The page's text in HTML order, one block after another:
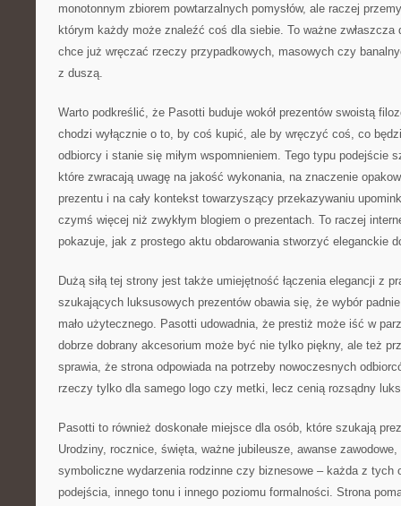
monotonnym zbiorem powtarzalnych pomysłów, ale raczej
którym każdy może znaleźć coś dla siebie. To ważne
chce już wręczać rzeczy przypadkowych, masowych czy
z duszą.
Warto podkreślić, że Pasotti buduje wokół prezentów swoistą
chodzi wyłącznie o to, by coś kupić, ale by wręczyć coś, co
odbiorcy i stanie się miłym wspomnieniem. Tego typu podejście
które zwracają uwagę na jakość wykonania, na znaczenie
prezentu i na cały kontekst towarzyszący przekazywaniu
czymś więcej niż zwykłym blogiem o prezentach. To raczej
pokazuje, jak z prostego aktu obdarowania stworzyć eleganckie
Dużą siłą tej strony jest także umiejętność łączenia elegancji z
szukających luksusowych prezentów obawia się, że wybór
mało użytecznego. Pasotti udowadnia, że prestiż może iść w
dobrze dobrany akcesorium może być nie tylko piękny, ale też
sprawia, że strona odpowiada na potrzeby nowoczesnych
rzeczy tylko dla samego logo czy metki, lecz cenią rozsądny
Pasotti to również doskonałe miejsce dla osób, które szukają
Urodziny, rocznice, święta, ważne jubileusze, awanse zawodowe,
symboliczne wydarzenia rodzinne czy biznesowe – każda z tych
podejścia, innego tonu i innego poziomu formalności. Strona